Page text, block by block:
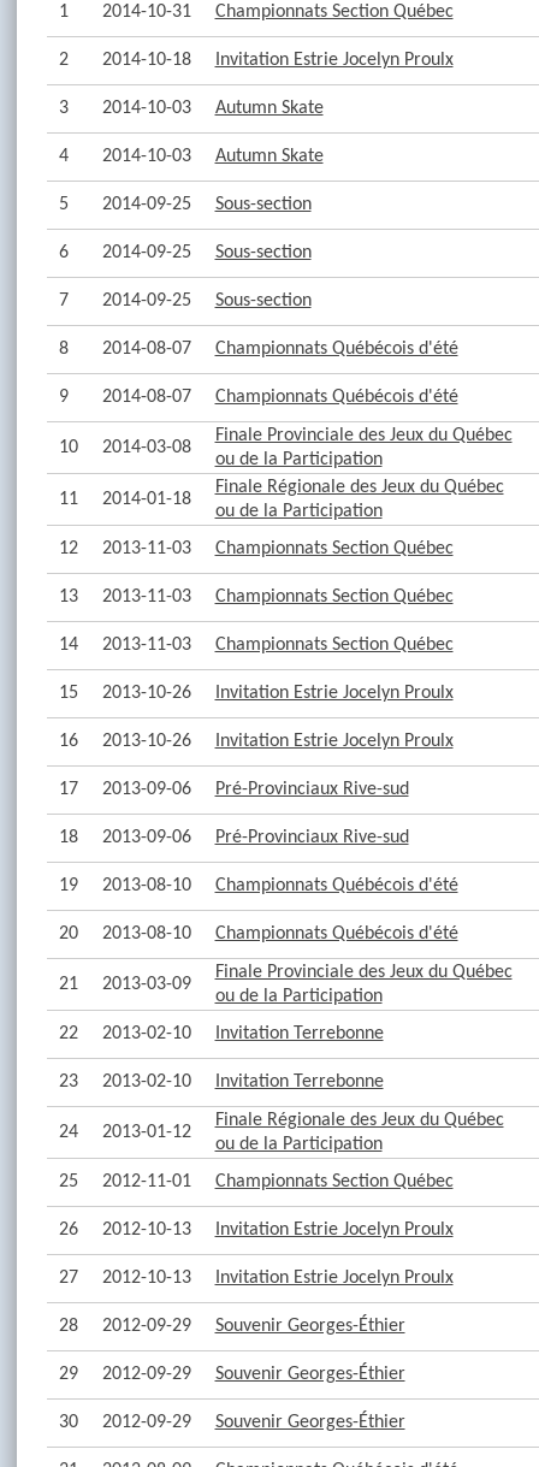
1 2014-10-31 Championnats Section Québec
2 2014-10-18 Invitation Estrie Jocelyn Proulx
3 2014-10-03 Autumn Skate
4 2014-10-03 Autumn Skate
5 2014-09-25 Sous-section
6 2014-09-25 Sous-section
7 2014-09-25 Sous-section
8 2014-08-07 Championnats Québécois d'été
9 2014-08-07 Championnats Québécois d'été
10 2014-03-08
Finale Provinciale des Jeux du Québec
ou de la Participation
11 2014-01-18
Finale Régionale des Jeux du Québec
ou de la Participation
12
2013-11-03 Championnats Section Québec
13 2013-11-03 Championnats Section Québec
14 2013-11-03 Championnats Section Québec
15 2013-10-26 Invitation Estrie Jocelyn Proulx
16 2013-10-26 Invitation Estrie Jocelyn Proulx
17 2013-09-06 Pré-Provinciaux Rive-sud
18 2013-09-06 Pré-Provinciaux Rive-sud
19 2013-08-10 Championnats Québécois d'été
20 2013-08-10 Championnats Québécois d'été
21 2013-03-09
Finale Provinciale des Jeux du Québec
ou de la Participation
22
2013-02-10 Invitation Terrebonne
23 2013-02-10 Invitation Terrebonne
24 2013-01-12
Finale Régionale des Jeux du Québec
ou de la Participation
25
2012-11-01 Championnats Section Québec
26 2012-10-13 Invitation Estrie Jocelyn Proulx
27 2012-10-13 Invitation Estrie Jocelyn Proulx
28 2012-09-29 Souvenir Georges-Éthier
29 2012-09-29 Souvenir Georges-Éthier
30 2012-09-29 Souvenir Georges-Éthier